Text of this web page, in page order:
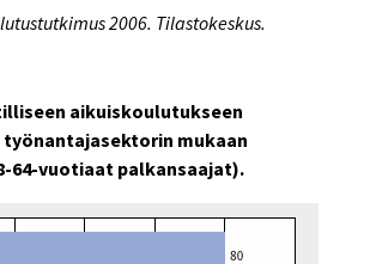
2006. Tilastokeskus.
aikuiskoulutukseen
mukaan
64-vuotiaat palkansaajat).